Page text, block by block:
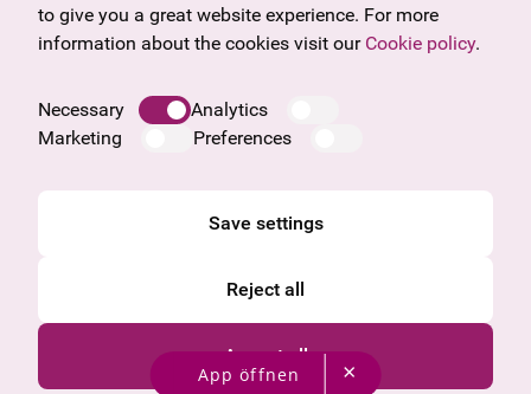
Legal notice
Data protection information
Salzburg
Upper Austria
to give you a great website experience. For more
information about the cookies visit our Cookie policy.
Necessary
Analytics
Marketing
Preferences
Save settings
Reject all
Accept all